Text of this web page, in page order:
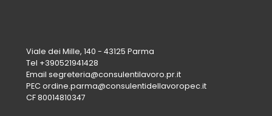
Viale dei Mille, 140 - 43125 Parma
Tel +390521941428
Emailsegreteria@consulentilavoro.pr.it
PECordine.parma@consulentidellavoropec.it
CF 80014810347